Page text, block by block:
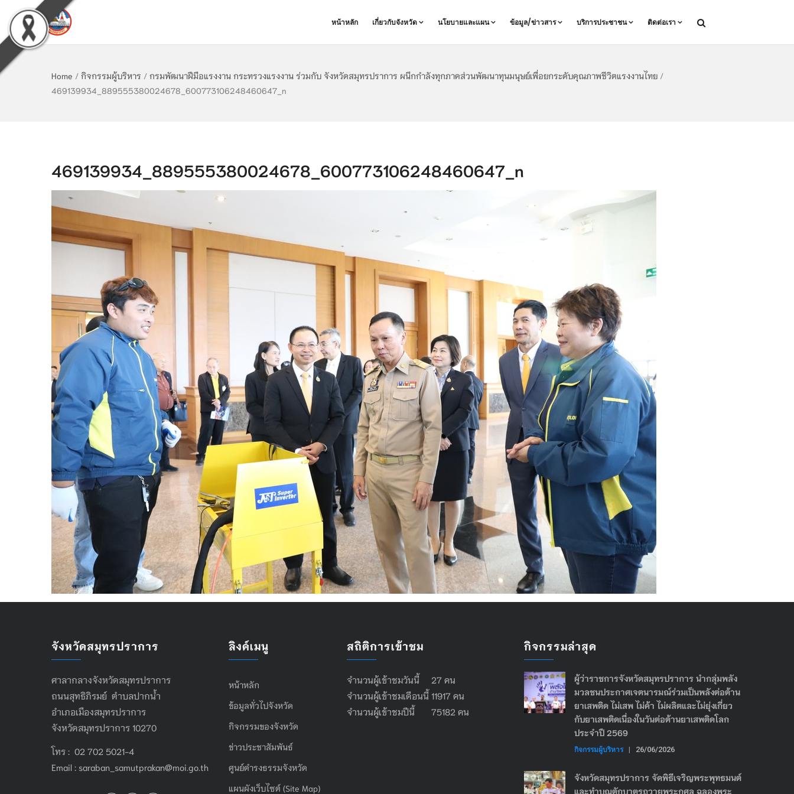
หน้าหลัก เกี่ยวกับจังหวัด นโยบายและแผน ข้อมูล/ข่าวสาร บริการประชาชน ติดต่อเรา
Home / กิจกรรมผู้บริหาร / กรมพัฒนาฝีมือแรงงาน กระทรวงแรงงาน ร่วมกับ จังหวัดสมุทรปราการ ผนึกกำลังทุกภาคส่วนพัฒนาทุนมนุษย์เพื่อยกระดับคุณภาพชีวิตแรงงานไทย /
469139934_889555380024678_600773106248460647_n
469139934_889555380024678_600773106248460647_n
จังหวัดสมุทรปราการ
ศาลากลางจังหวัดสมุทรปราการ
ถนนสุทธิภิรมย์ ตำบลปากน้ำ
อำเภอเมืองสมุทรปราการ
จังหวัดสมุทรปราการ 10270
โทร : 02 702 5021-4
Email : saraban_samutprakan@moi.go.th
ลิงค์เมนู
หน้าหลัก
ข้อมูลทั่วไปจังหวัด
กิจกรรมของจังหวัด
ข่าวประชาสัมพันธ์
ศูนย์ดำรงธรรมจังหวัด
แผนผังเว็บไซต์ (Site Map)
สถิติการเข้าชม
จำนวนผู้เข้าชมวันนี้ 27 คน
จำนวนผู้เข้าชมเดือนนี้ 11917 คน
จำนวนผู้เข้าชมปีนี้ 75182 คน
กิจกรรมล่าสุด
ผู้ว่าราชการจังหวัดสมุทรปราการ นำกลุ่มพลัง
มวลชนประกาศเจตนารมณ์ร่วมเป็นพลังต่อต้าน
ยาเสพติด ไม่เสพ ไม่ค้า ไม่ผลิตและไม่ยุ่งเกี่ยว
กับยาเสพติดเนื่องในวันต่อต้านยาเสพติดโลก
ประจำปี 2569
กิจกรรมผู้บริหาร | 26/06/2026
จังหวัดสมุทรปราการ จัดพิธีเจริญพระพุทธมนต์
และทำบุญตักบาตรถวายพระกุศล ฉลองพระ